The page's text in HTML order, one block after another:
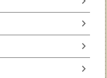
chevron_right
chevron_right
chevron_right